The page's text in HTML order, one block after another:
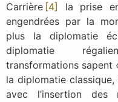
Carrière [4] la prise
engendrées par la
plus la diplomatie
diplomatie
transformations sapent
la diplomatie
avec l’insertion des